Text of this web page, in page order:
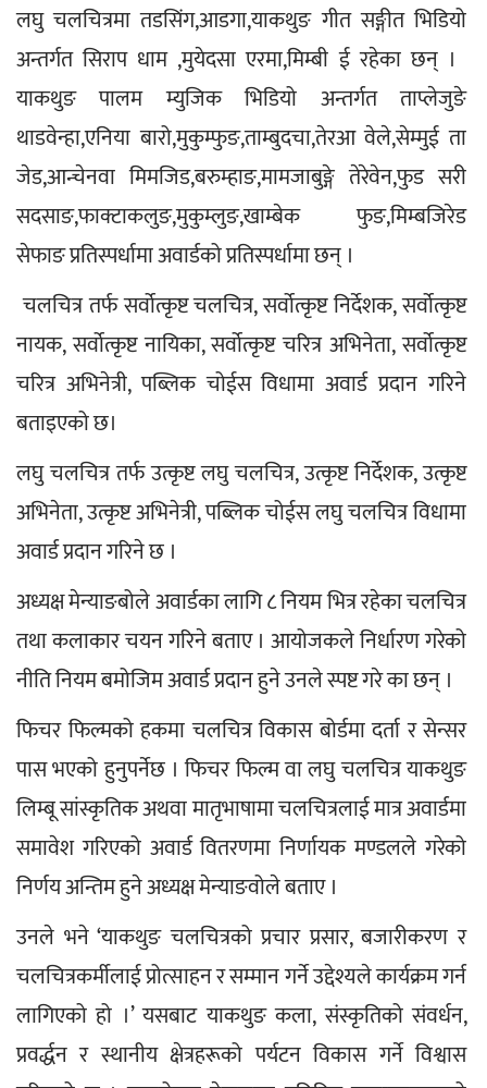
लघु चलचित्रमा तडसिंग,आडगा,याकथुङ गीत सङ्गीत भिडियो
अन्तर्गत सिराप धाम ,मुयेदसा एरमा,मिम्बी ई रहेका छन् ।
याकथुङ पालम म्युजिक भिडियो अन्तर्गत ताप्लेजुङे
थाडवेन्हा,एनिया बारो,मुकुम्फुङ,ताम्बुदचा,तेरआ वेले,सेम्मुई ता
जेड,आन्चेनवा मिमजिड,बरुम्हाङ,मामजाबुङ्गे तेरेवेन,फुड सरी
सदसाङ,फाक्टाकलुङ,मुकुम्लुङ,खाम्बेक फुङ,मिम्बजिरेड
सेफाङ प्रतिस्पर्धामा अवार्डको प्रतिस्पर्धामा छन् ।
चलचित्र तर्फ सर्वोत्कृष्ट चलचित्र, सर्वोत्कृष्ट निर्देशक, सर्वोत्कृष्ट
नायक, सर्वोत्कृष्ट नायिका, सर्वोत्कृष्ट चरित्र अभिनेता, सर्वोत्कृष्ट
चरित्र अभिनेत्री, पब्लिक चोईस विधामा अवार्ड प्रदान गरिने
बताइएको छ।
लघु चलचित्र तर्फ उत्कृष्ट लघु चलचित्र, उत्कृष्ट निर्देशक, उत्कृष्ट
अभिनेता, उत्कृष्ट अभिनेत्री, पब्लिक चोईस लघु चलचित्र विधामा
अवार्ड प्रदान गरिने छ ।
अध्यक्ष मेन्याङबोले अवार्डका लागि ८ नियम भित्र रहेका चलचित्र
तथा कलाकार चयन गरिने बताए । आयोजकले निर्धारण गरेको
नीति नियम बमोजिम अवार्ड प्रदान हुने उनले स्पष्ट गरे का छन् ।
फिचर फिल्मको हकमा चलचित्र विकास बोर्डमा दर्ता र सेन्सर
पास भएको हुनुपर्नेछ । फिचर फिल्म वा लघु चलचित्र याकथुङ
लिम्बू सांस्कृतिक अथवा मातृभाषामा चलचित्रलाई मात्र अवार्डमा
समावेश गरिएको अवार्ड वितरणमा निर्णायक मण्डलले गरेको
निर्णय अन्तिम हुने अध्यक्ष मेन्याङवोले बताए ।
उनले भने ‘याकथुङ चलचित्रको प्रचार प्रसार, बजारीकरण र
चलचित्रकर्मीलाई प्रोत्साहन र सम्मान गर्ने उद्देश्यले कार्यक्रम गर्न
लागिएको हो ।’ यसबाट याकथुङ कला, संस्कृतिको संवर्धन,
प्रवर्द्धन र स्थानीय क्षेत्रहरूको पर्यटन विकास गर्ने विश्वास